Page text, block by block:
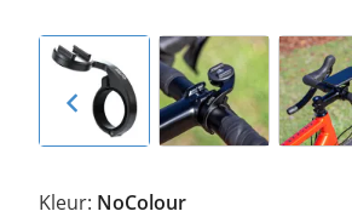
Kleur: NoColour